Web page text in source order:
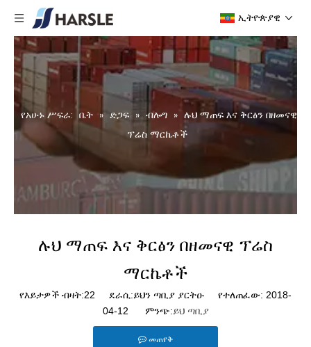
ኢትዮጵያዊ
የአሁኑ ሥፍራ: ቤት » ድጋፍ » ብሎግ » ሉህ ማጠፍ እና ቅርፅን በዘመናዊ
ፕሬስ ማርኬቶች
ሉህ ማጠፍ እና ቅርፅን በዘመናዊ ፕሬስ
ማርኬቶች
የእይታዎች ብዛት:22 ደራሲ:ይህን ጣቢያ ያርትዑ የተለጠፈው: 2018-
04-12 ምንጭ:ይህ ጣቢያ
መጠየቅ